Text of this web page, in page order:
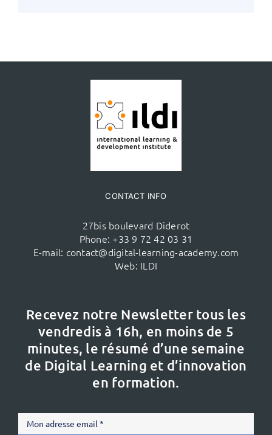
CONTACT INFO
27bis boulevard Diderot
Phone: +33 9 72 42 03 31
E-mail: contact@digital-learning-academy.com
Web: ILDI
Recevez notre Newsletter tous les
vendredis à 16h, en moins de 5
minutes, le résumé d’une semaine
de Digital Learning et d’innovation
en formation.